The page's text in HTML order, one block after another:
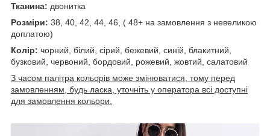
Тканина: двонитка
Розміри: 38, 40, 42, 44, 46, ( 48+ на замовлення з невеликою
доплатою)
Колір: чорний, білий, сірий, бежевий, синій, блакитний,
бузковий, червоний, бордовий, рожевий, жовтий, салатовий
З часом палітра кольорів може змінюватися, тому перед
замовленням, будь ласка, уточніть у оператора всі доступні
для замовлення кольори.